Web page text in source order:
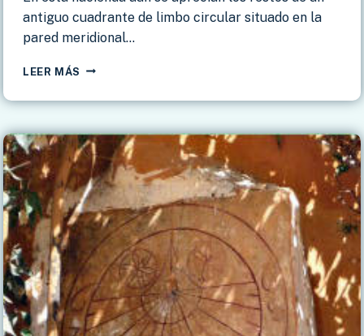
antiguo cuadrante de limbo circular situado en la
pared meridional…
LEER MÁS ALCALÁ
GUADAIRA
HACIENDA
LA
PALMA